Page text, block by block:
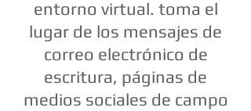
entorno virtual. toma el
lugar de los mensajes de
correo electrónico de
escritura, páginas de
medios sociales de campo